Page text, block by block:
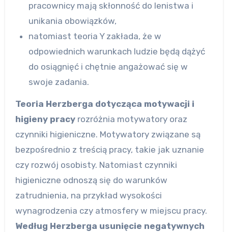
pracownicy mają skłonność do lenistwa i
unikania obowiązków,
natomiast teoria Y zakłada, że w
odpowiednich warunkach ludzie będą dążyć
do osiągnięć i chętnie angażować się w
swoje zadania.
Teoria Herzberga dotycząca motywacji i
higieny pracyrozróżnia motywatory oraz
czynniki higieniczne. Motywatory związane są
bezpośrednio z treścią pracy, takie jak uznanie
czy rozwój osobisty. Natomiast czynniki
higieniczne odnoszą się do warunków
zatrudnienia, na przykład wysokości
wynagrodzenia czy atmosfery w miejscu pracy.
Według Herzberga usunięcie negatywnych